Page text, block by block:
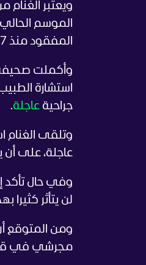
ويعتبر الغنام
الموسم الحالي 2025-2026 في
المفقود منذ 7 سنوات.
وأكملت صحيفة
استشارة
جراحية عاجلة.
وتلقى الغنام
عاجلة، على أن
لن يتأثر
ومن المتوقع
مجرشي في